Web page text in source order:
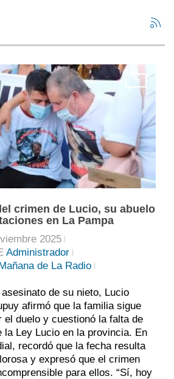
0
crimen de Lucio, su abuelo
en La Pampa
2025
Administrador
de La Radio
de su nieto, Lucio
afirmó que la familia sigue
el duelo y cuestionó la falta de
la Ley Lucio en la provincia. En
recordó que la fecha resulta
y expresó que el crimen
para ellos. “Sí, hoy